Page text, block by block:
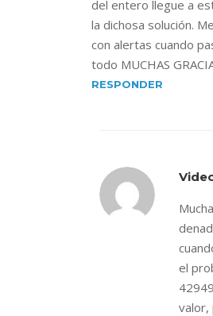
del entero llegue a
la dichosa solución.
con alertas cuando
todo MUCHAS
RESPONDER
el
valor,